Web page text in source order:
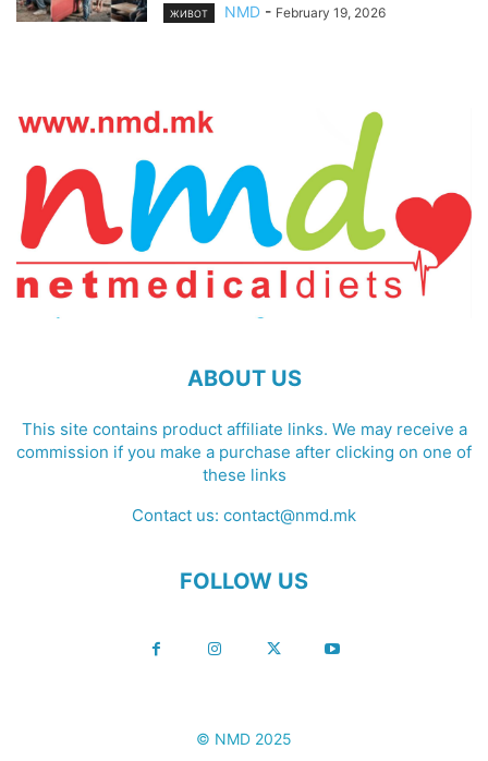
ЖИВОТ NMD - February 19, 2026
ABOUT US
This site contains product affiliate links. We may receive a
commission if you make a purchase after clicking on one of
these links
Contact us: contact@nmd.mk
FOLLOW US
© NMD 2025